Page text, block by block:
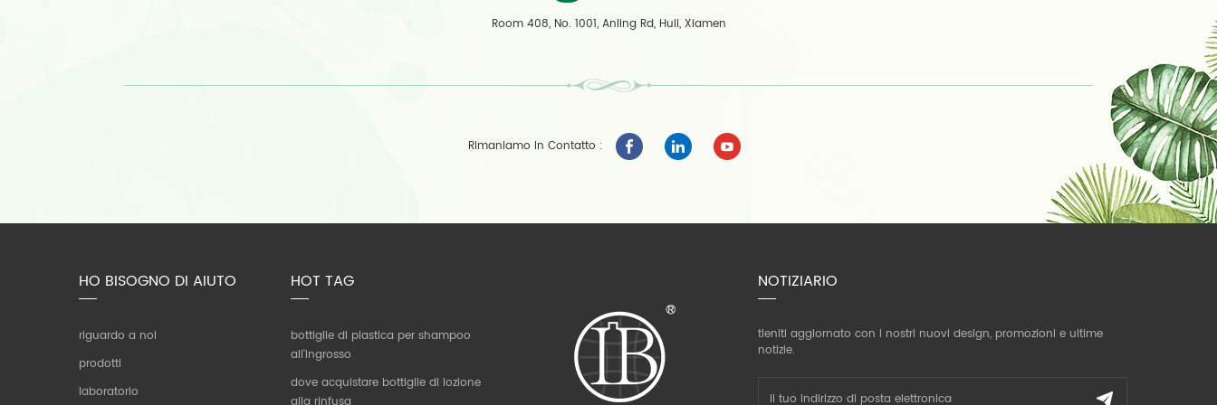
Room 408, No. 1001, Anling Rd, Huli, Xiamen
Rimaniamo In Contatto :
HO BISOGNO DI AIUTO
riguardo a noi
prodotti
laboratorio
HOT TAG
bottiglie di plastica per shampoo
all'ingrosso
dove acquistare bottiglie di lozione
NOTIZIARIO
tieniti aggiornato con i nostri nuovi design, promozioni e ultime
notizie.